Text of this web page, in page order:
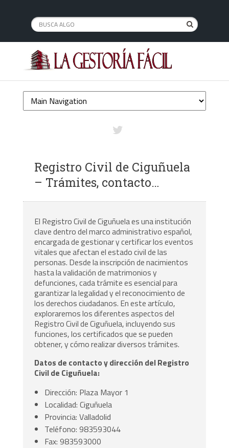
Registro Civil de Ciguñuela
– Trámites, contacto…
El Registro Civil de Ciguñuela es una institución
clave dentro del marco administrativo español,
encargada de gestionar y certificar los eventos
vitales que afectan el estado civil de las
personas. Desde la inscripción de nacimientos
hasta la validación de matrimonios y
defunciones, cada trámite es esencial para
garantizar la legalidad y el reconocimiento de
los derechos ciudadanos. En este artículo,
exploraremos los diferentes aspectos del
Registro Civil de Ciguñuela, incluyendo sus
funciones, los certificados que se pueden
obtener, y cómo realizar diversos trámites.
Datos de contacto y dirección del Registro
Civil de Ciguñuela:
Dirección: Plaza Mayor 1
Localidad: Ciguñuela
Provincia: Valladolid
Teléfono: 983593044
Fax: 983593000